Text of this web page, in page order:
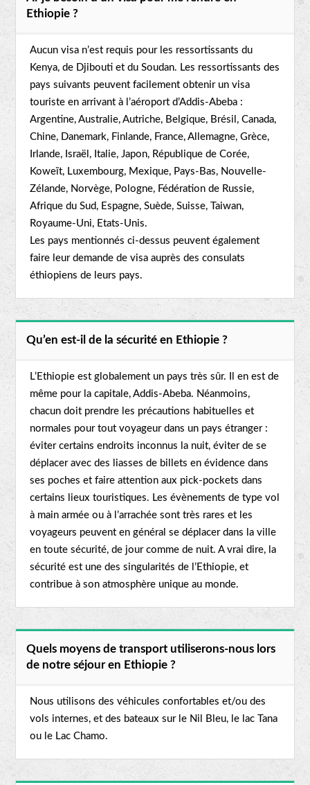
Ethiopie ?
Aucun visa n’est requis pour les ressortissants du
Kenya, de Djibouti et du Soudan. Les ressortissants des
pays suivants peuvent facilement obtenir un visa
touriste en arrivant à l’aéroport d’Addis-Abeba :
Argentine, Australie, Autriche, Belgique, Brésil, Canada,
Chine, Danemark, Finlande, France, Allemagne, Grèce,
Irlande, Israël, Italie, Japon, République de Corée,
Koweït, Luxembourg, Mexique, Pays-Bas, Nouvelle-
Zélande, Norvège, Pologne, Fédération de Russie,
Afrique du Sud, Espagne, Suède, Suisse, Taiwan,
Royaume-Uni, Etats-Unis.
Les pays mentionnés ci-dessus peuvent également
faire leur demande de visa auprès des consulats
éthiopiens de leurs pays.
Qu’en est-il de la sécurité en Ethiopie ?
L’Ethiopie est globalement un pays très sûr. Il en est de
même pour la capitale, Addis-Abeba. Néanmoins,
chacun doit prendre les précautions habituelles et
normales pour tout voyageur dans un pays étranger :
éviter certains endroits inconnus la nuit, éviter de se
déplacer avec des liasses de billets en évidence dans
ses poches et faire attention aux pick-pockets dans
certains lieux touristiques. Les évènements de type vol
à main armée ou à l’arrachée sont très rares et les
voyageurs peuvent en général se déplacer dans la ville
en toute sécurité, de jour comme de nuit. A vrai dire, la
sécurité est une des singularités de l’Ethiopie, et
contribue à son atmosphère unique au monde.
Quels moyens de transport utiliserons-nous lors
de notre séjour en Ethiopie ?
Nous utilisons des véhicules confortables et/ou des
vols internes, et des bateaux sur le Nil Bleu, le lac Tana
ou le Lac Chamo.